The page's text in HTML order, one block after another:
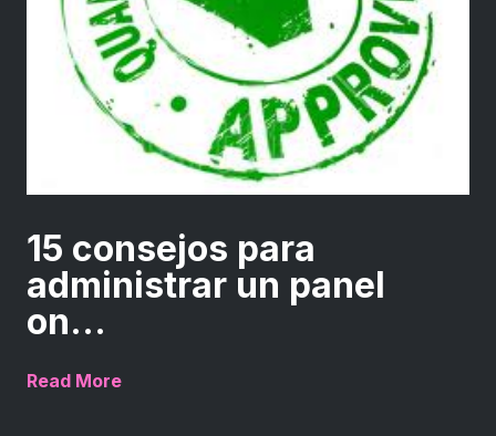
15 consejos para
administrar un panel
on...
Read More